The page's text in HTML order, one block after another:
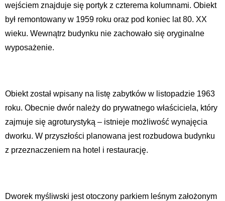
wejściem znajduje się portyk z czterema kolumnami. Obiekt
był remontowany w 1959 roku oraz pod koniec lat 80. XX
wieku. Wewnątrz budynku nie zachowało się oryginalne
wyposażenie.
Obiekt został wpisany na listę zabytków w listopadzie 1963
roku. Obecnie dwór należy do prywatnego właściciela, który
zajmuje się agroturystyką – istnieje możliwość wynajęcia
dworku. W przyszłości planowana jest rozbudowa budynku
z przeznaczeniem na hotel i restaurację.
Dworek myśliwski jest otoczony parkiem leśnym założonym